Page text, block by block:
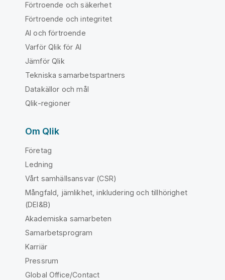
Förtroende och säkerhet
Förtroende och integritet
AI och förtroende
Varför Qlik för AI
Jämför Qlik
Tekniska samarbetspartners
Datakällor och mål
Qlik-regioner
Om Qlik
Företag
Ledning
Vårt samhällsansvar (CSR)
Mångfald, jämlikhet, inkludering och tillhörighet
(DEI&B)
Akademiska samarbeten
Samarbetsprogram
Karriär
Pressrum
Global Office/Contact